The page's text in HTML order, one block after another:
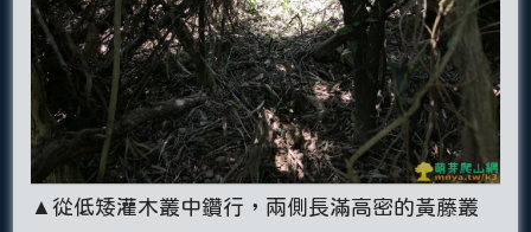
▲從低矮灌木叢中鑽行，兩側長滿高密的黃藤叢